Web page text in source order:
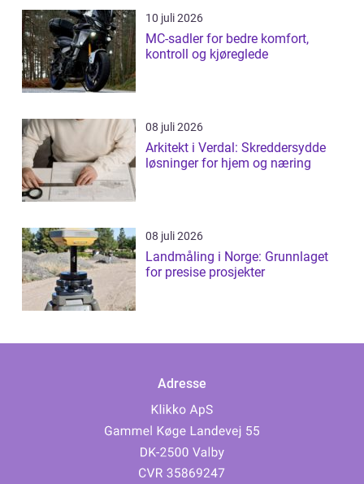
10 juli 2026
MC-sadler for bedre komfort,
kontroll og kjøreglede
08 juli 2026
Arkitekt i Verdal: Skreddersydde
løsninger for hjem og næring
08 juli 2026
Landmåling i Norge: Grunnlaget
for presise prosjekter
Adresse